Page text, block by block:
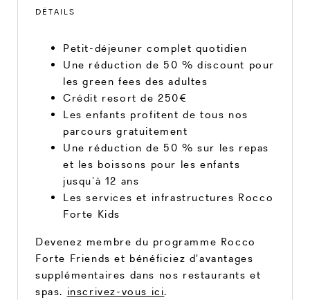
DÉTAILS
Petit-déjeuner complet quotidien
Une réduction de 50 % discount pour
les green fees des adultes
Crédit resort de 250€
Les enfants profitent de tous nos
parcours gratuitement
Une réduction de 50 % sur les repas
et les boissons pour les enfants
jusqu’à 12 ans
Les services et infrastructures Rocco
Forte Kids
Devenez membre du programme Rocco
Forte Friends et bénéficiez d'avantages
supplémentaires dans nos restaurants et
spas. inscrivez-vous ici.